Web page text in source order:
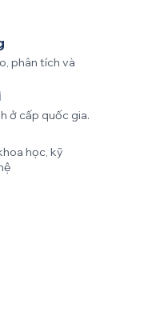
phân tích và
ở cấp quốc gia.
học, kỹ